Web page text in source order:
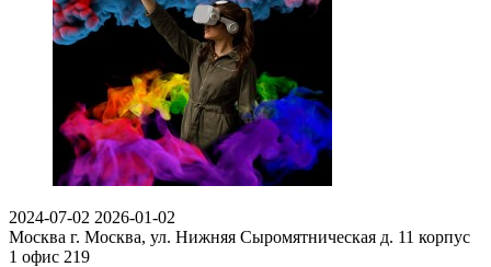
2024-07-02 2026-01-02
Москва г. Москва, ул. Нижняя Сыромятническая д. 11 корпус
1 офис 219